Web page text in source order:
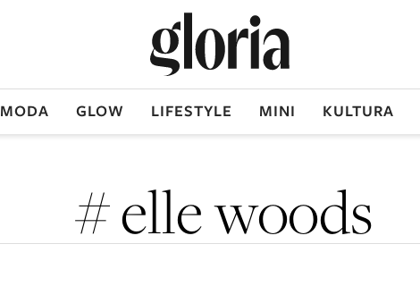
MODA GLOW LIFESTYLE MINI KULTURA
# elle woods